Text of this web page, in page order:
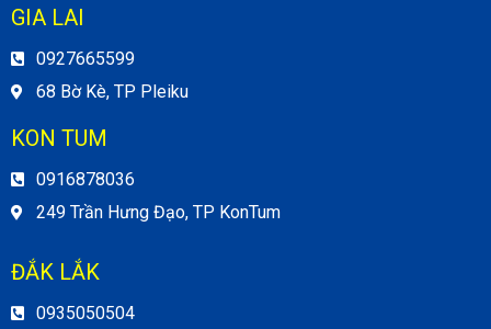
GIA LAI
0927665599
68 Bờ Kè, TP Pleiku
KON TUM
0916878036
249 Trần Hưng Đạo, TP KonTum
ĐẮK LẮK
0935050504